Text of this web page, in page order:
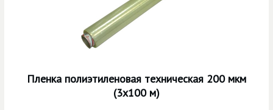
Пленка полиэтиленовая техническая 200 мкм
(3х100 м)